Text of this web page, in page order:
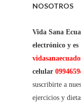
NOSOTROS
Vida Sana
electrónico y es
celular
suscribirte a
ejercicios y